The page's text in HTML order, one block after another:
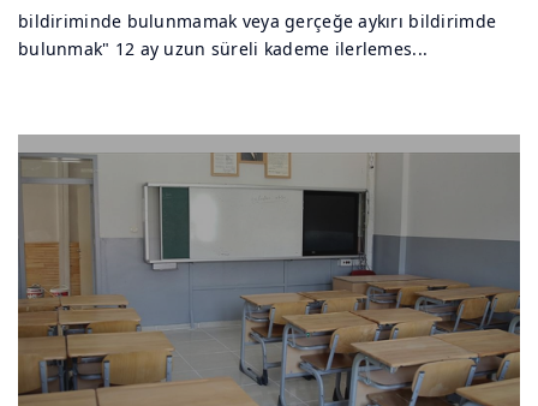
bildiriminde bulunmamak veya gerçeğe aykırı bildirimde
bulunmak" 12 ay uzun süreli kademe ilerlemes...